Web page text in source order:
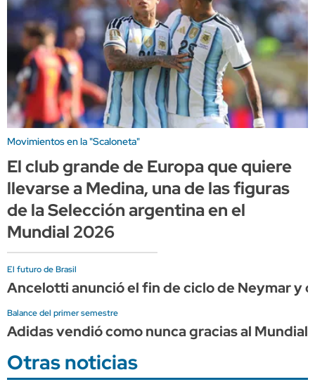
Movimientos en la "Scaloneta"
El club grande de Europa que quiere
llevarse a Medina, una de las figuras
de la Selección argentina en el
Mundial 2026
El futuro de Brasil
Ancelotti anunció el fin de ciclo de Neymar y
Balance del primer semestre
Adidas vendió como nunca gracias al
Otras noticias